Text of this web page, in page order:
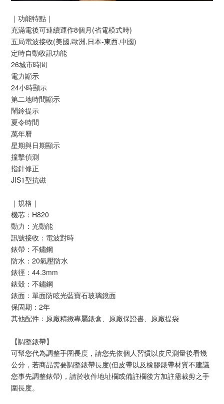
｜功能特點｜
充滿電後可連續運作8個月(省電模式時)
五局電波接收(美國,歐洲,日本-東西,中國)
定時自動收訊功能
26城市時間
電力顯示
24小時顯示
第二地時間顯示
鬧鈴提示
夏令時間
萬年曆
星期與日期顯示
撞擊偵測
指針修正
JIS1型抗磁
｜規格｜
機芯：H820
動力：光動能
訊號接收：電波對時
錶帶：不鏽鋼
防水：20氣壓防水
錶徑：44.3mm
錶殼：不鏽鋼
錶面：單面防眩光藍寶石玻璃鏡面
保固期：2年
其他配件：原廠精緻專屬錶盒、原廠保證書、原廠提袋
【調整錶帶】
可幫您代為調整手圍長度，請您先依個人習慣以皮尺測量後看幾
公分，若商品需要調整錶帶長度(但皮帶以及橡膠錶帶材質不建議
您事先調整錶帶)，請於收件地址欄或備註欄後方加註需裁剪之手
圍長度。